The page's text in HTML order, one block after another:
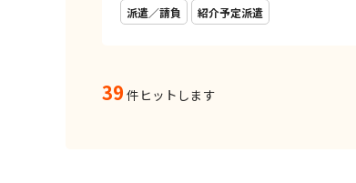
派遣／請負 紹介予定派遣
39 件ヒットします